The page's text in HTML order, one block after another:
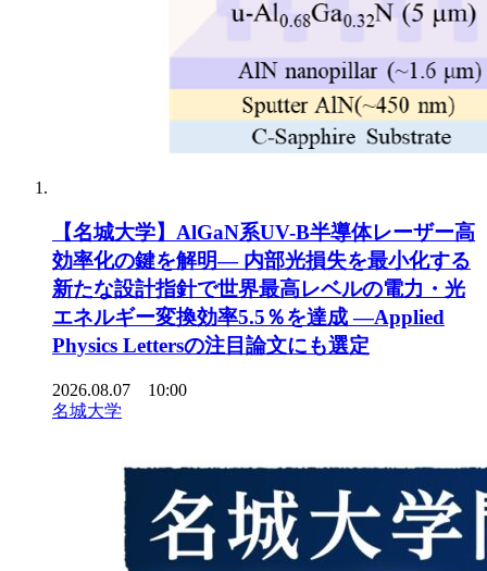
【名城大学】AlGaN系UV-B半導体レーザー高
効率化の鍵を解明― 内部光損失を最小化する
新たな設計指針で世界最高レベルの電力・光
エネルギー変換効率5.5％を達成 ―Applied
Physics Lettersの注目論文にも選定
2026.08.07 10:00
名城大学